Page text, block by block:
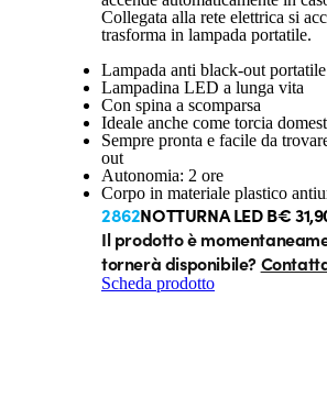
Collegata alla rete elettrica si
trasforma in lampada portatile.
Lampada anti black-out
Lampadina LED a lunga vita
Con spina a scomparsa
Ideale anche come torcia
Sempre pronta e facile da
out
Autonomia: 2 ore
Corpo in materiale plastico
2862NOTTURNA LED B€
Il prodotto è
tornerà disponibile?
Scheda prodotto